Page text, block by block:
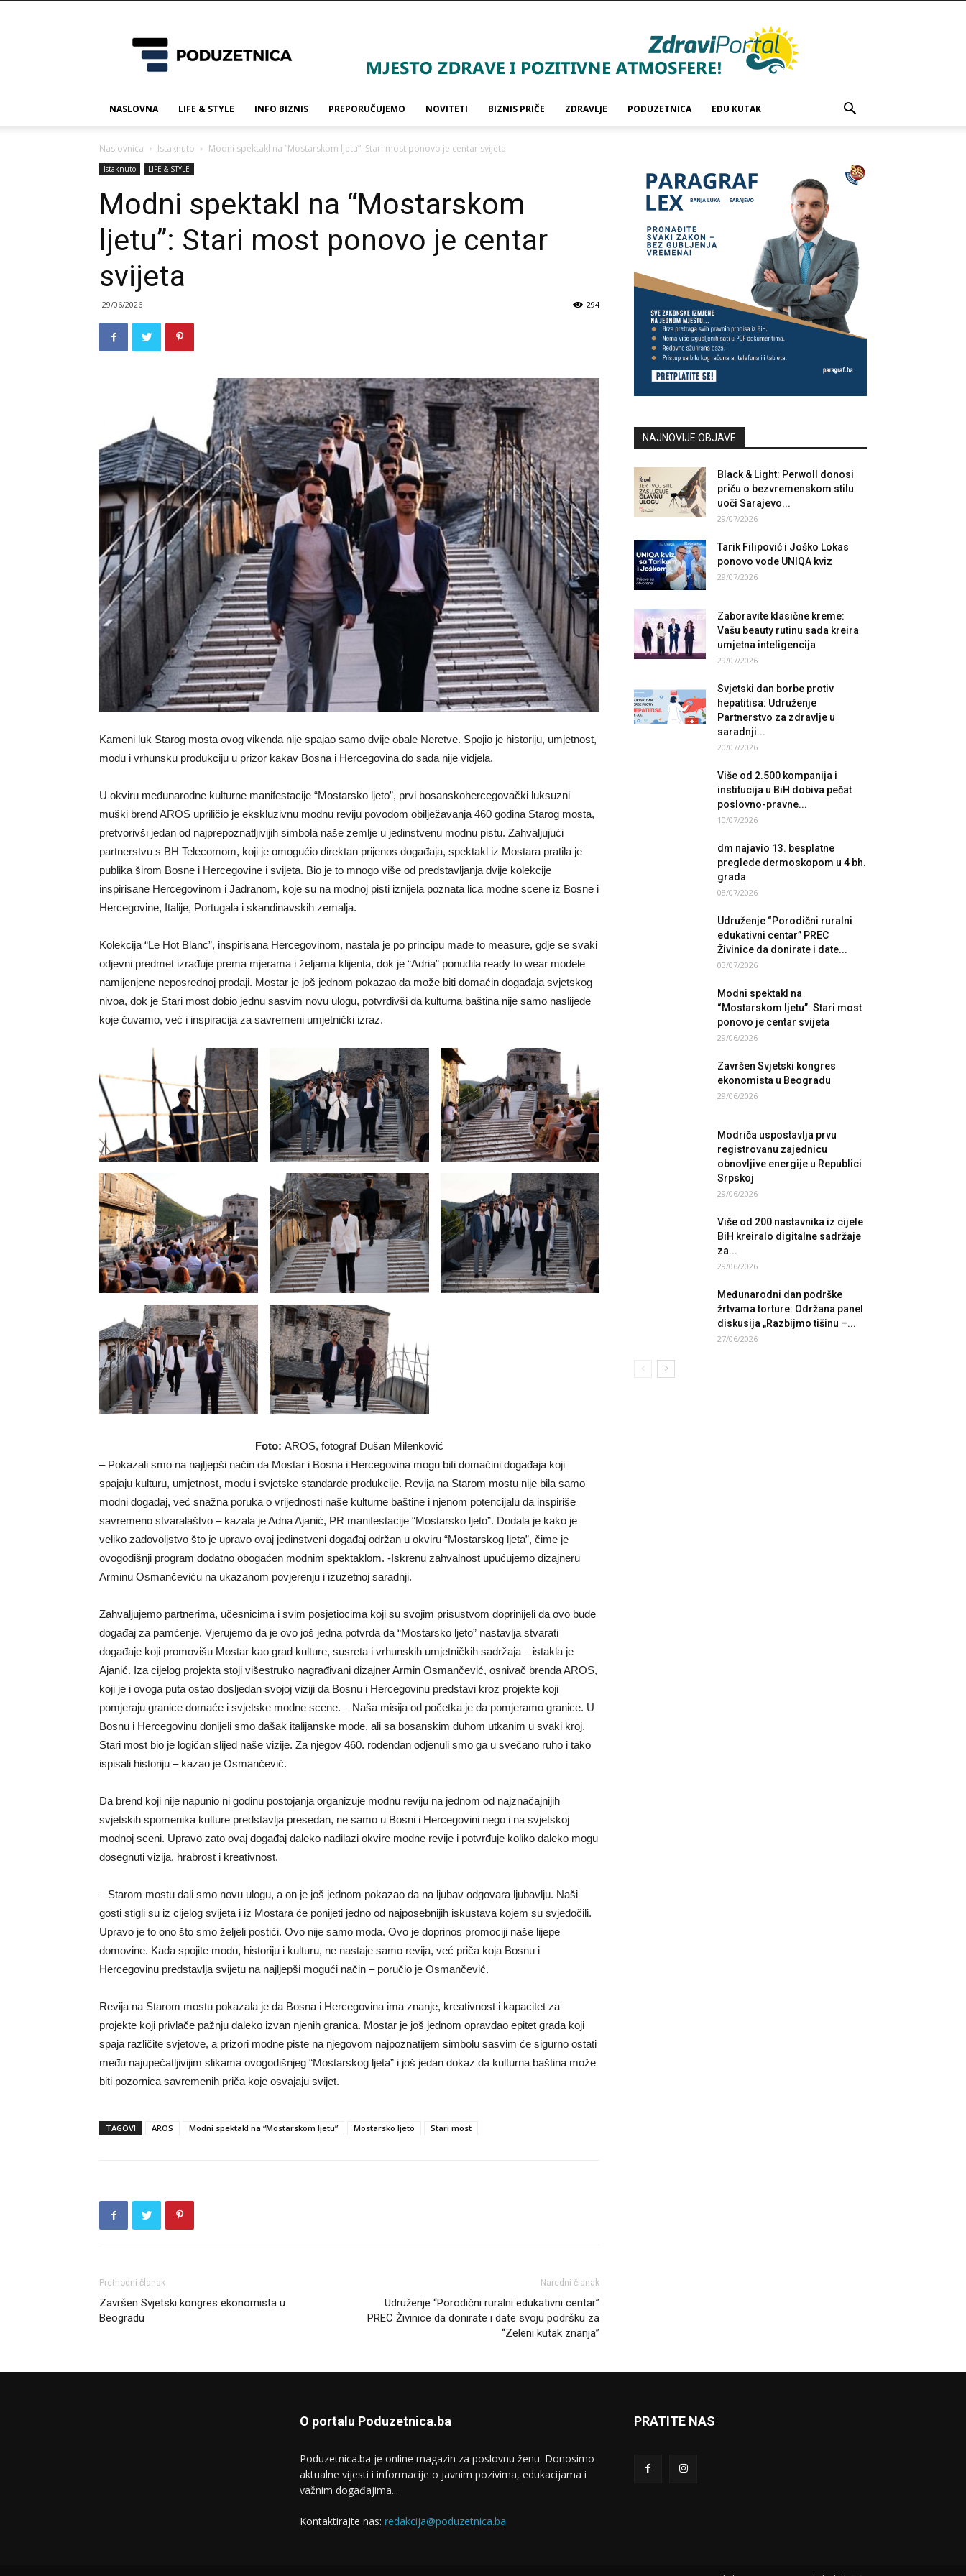
NASLOVNA LIFE & STYLE INFO BIZNIS PREPORUČUJEMO NOVITETI BIZNIS PRIČE ZDRAVLJE PODUZETNICA EDU KUTAK
Naslovnica Istaknuto Modni spektakl na “Mostarskom ljetu”: Stari most ponovo je centar svijeta
Istaknuto LIFE & STYLE
Modni spektakl na “Mostarskom
ljetu”: Stari most ponovo je centar
svijeta
29/06/2026 294
Kameni luk Starog mosta ovog vikenda nije spajao samo dvije obale Neretve. Spojio je historiju, umjetnost,
modu i vrhunsku produkciju u prizor kakav Bosna i Hercegovina do sada nije vidjela.
U okviru međunarodne kulturne manifestacije “Mostarsko ljeto”, prvi bosanskohercegovački luksuzni
muški brend AROS upriličio je ekskluzivnu modnu reviju povodom obilježavanja 460 godina Starog mosta,
pretvorivši jedan od najprepoznatljivijih simbola naše zemlje u jedinstvenu modnu pistu. Zahvaljujući
partnerstvu s BH Telecomom, koji je omogućio direktan prijenos događaja, spektakl iz Mostara pratila je
publika širom Bosne i Hercegovine i svijeta. Bio je to mnogo više od predstavljanja dvije kolekcije
inspirisane Hercegovinom i Jadranom, koje su na modnoj pisti iznijela poznata lica modne scene iz Bosne i
Hercegovine, Italije, Portugala i skandinavskih zemalja.
Kolekcija “Le Hot Blanc”, inspirisana Hercegovinom, nastala je po principu made to measure, gdje se svaki
odjevni predmet izrađuje prema mjerama i željama klijenta, dok je “Adria” ponudila ready to wear modele
namijenjene neposrednoj prodaji. Mostar je još jednom pokazao da može biti domaćin događaja svjetskog
nivoa, dok je Stari most dobio jednu sasvim novu ulogu, potvrdivši da kulturna baština nije samo naslijeđe
koje čuvamo, već i inspiracija za savremeni umjetnički izraz.
Foto: AROS, fotograf Dušan Milenković
– Pokazali smo na najljepši način da Mostar i Bosna i Hercegovina mogu biti domaćini događaja koji
spajaju kulturu, umjetnost, modu i svjetske standarde produkcije. Revija na Starom mostu nije bila samo
modni događaj, već snažna poruka o vrijednosti naše kulturne baštine i njenom potencijalu da inspiriše
savremeno stvaralaštvo – kazala je Adna Ajanić, PR manifestacije “Mostarsko ljeto”. Dodala je kako je
veliko zadovoljstvo što je upravo ovaj jedinstveni događaj održan u okviru “Mostarskog ljeta”, čime je
ovogodišnji program dodatno obogaćen modnim spektaklom. -Iskrenu zahvalnost upućujemo dizajneru
Arminu Osmančeviću na ukazanom povjerenju i izuzetnoj saradnji.
Zahvaljujemo partnerima, učesnicima i svim posjetiocima koji su svojim prisustvom doprinijeli da ovo bude
događaj za pamćenje. Vjerujemo da je ovo još jedna potvrda da “Mostarsko ljeto” nastavlja stvarati
događaje koji promovišu Mostar kao grad kulture, susreta i vrhunskih umjetničkih sadržaja – istakla je
Ajanić. Iza cijelog projekta stoji višestruko nagrađivani dizajner Armin Osmančević, osnivač brenda AROS,
koji je i ovoga puta ostao dosljedan svojoj viziji da Bosnu i Hercegovinu predstavi kroz projekte koji
pomjeraju granice domaće i svjetske modne scene. – Naša misija od početka je da pomjeramo granice. U
Bosnu i Hercegovinu donijeli smo dašak italijanske mode, ali sa bosanskim duhom utkanim u svaki kroj.
Stari most bio je logičan slijed naše vizije. Za njegov 460. rođendan odjenuli smo ga u svečano ruho i tako
ispisali historiju – kazao je Osmančević.
Da brend koji nije napunio ni godinu postojanja organizuje modnu reviju na jednom od najznačajnijih
svjetskih spomenika kulture predstavlja presedan, ne samo u Bosni i Hercegovini nego i na svjetskoj
modnoj sceni. Upravo zato ovaj događaj daleko nadilazi okvire modne revije i potvrđuje koliko daleko mogu
dosegnuti vizija, hrabrost i kreativnost.
– Starom mostu dali smo novu ulogu, a on je još jednom pokazao da na ljubav odgovara ljubavlju. Naši
gosti stigli su iz cijelog svijeta i iz Mostara će ponijeti jedno od najposebnijih iskustava kojem su svjedočili.
Upravo je to ono što smo željeli postići. Ovo nije samo moda. Ovo je doprinos promociji naše lijepe
domovine. Kada spojite modu, historiju i kulturu, ne nastaje samo revija, već priča koja Bosnu i
Hercegovinu predstavlja svijetu na najljepši mogući način – poručio je Osmančević.
Revija na Starom mostu pokazala je da Bosna i Hercegovina ima znanje, kreativnost i kapacitet za
projekte koji privlače pažnju daleko izvan njenih granica. Mostar je još jednom opravdao epitet grada koji
spaja različite svjetove, a prizori modne piste na njegovom najpoznatijem simbolu sasvim će sigurno ostati
među najupečatljivijim slikama ovogodišnjeg “Mostarskog ljeta” i još jedan dokaz da kulturna baština može
biti pozornica savremenih priča koje osvajaju svijet.
TAGOVI AROS Modni spektakl na “Mostarskom ljetu” Mostarsko ljeto Stari most
Prethodni članak
Završen Svjetski kongres ekonomista u
Beogradu
Naredni članak
Udruženje “Porodični ruralni edukativni centar”
PREC Živinice da donirate i date svoju podršku za
“Zeleni kutak znanja”
NAJNOVIJE OBJAVE
Black & Light: Perwoll donosi
priču o bezvremenskom stilu
uoči Sarajevo...
29/07/2026
Tarik Filipović i Joško Lokas
ponovo vode UNIQA kviz
29/07/2026
Zaboravite klasične kreme:
Vašu beauty rutinu sada kreira
umjetna inteligencija
29/07/2026
Svjetski dan borbe protiv
hepatitisa: Udruženje
Partnerstvo za zdravlje u
saradnji...
20/07/2026
Više od 2.500 kompanija i
institucija u BiH dobiva pečat
poslovno-pravne...
10/07/2026
dm najavio 13. besplatne
preglede dermoskopom u 4 bh.
grada
08/07/2026
Udruženje “Porodični ruralni
edukativni centar” PREC
Živinice da donirate i date...
03/07/2026
Modni spektakl na
“Mostarskom ljetu”: Stari most
ponovo je centar svijeta
29/06/2026
Završen Svjetski kongres
ekonomista u Beogradu
29/06/2026
Modriča uspostavlja prvu
registrovanu zajednicu
obnovljive energije u Republici
Srpskoj
29/06/2026
Više od 200 nastavnika iz cijele
BiH kreiralo digitalne sadržaje
za...
29/06/2026
Međunarodni dan podrške
žrtvama torture: Održana panel
diskusija „Razbijmo tišinu –...
27/06/2026
O portalu Poduzetnica.ba
Poduzetnica.ba je online magazin za poslovnu ženu. Donosimo
aktualne vijesti i informacije o javnim pozivima, edukacijama i
važnim događajima...
Kontaktirajte nas: redakcija@poduzetnica.ba
PRATITE NAS